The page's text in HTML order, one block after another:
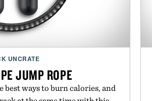
UNCRATE
JUMP ROPE
best ways to burn calories, and